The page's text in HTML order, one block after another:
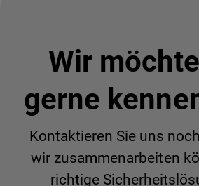
Wir
gerne
Kontaktieren Sie uns
wir zusammenarbeiten
richtige